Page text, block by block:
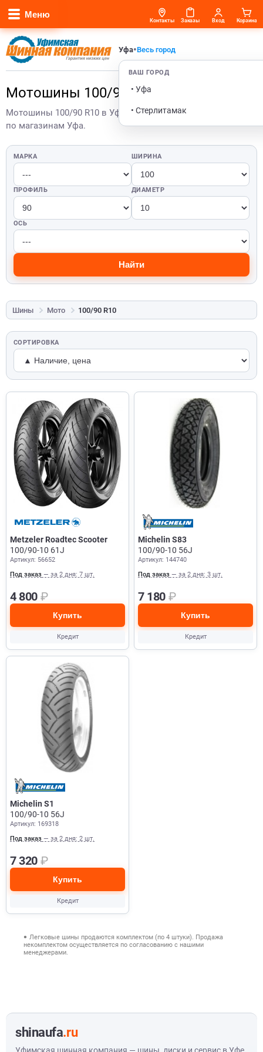
Меню
Уфа•Весь город
ВАШ ГОРОД
• Уфа
• Стерлитамак
Контакты Заказы Вход Корзина
Мотошины 100/90 R10 в Уфе
Мотошины 100/90 R10 в Уфе — актуальные цены и остатки
по магазинам Уфа.
МАРКА ШИРИНА
ПРОФИЛЬ ДИАМЕТР
ОСЬ
Найти
Шины Мото 100/90 R10
СОРТИРОВКА
Metzeler Roadtec Scooter
100/90-10 61J
Артикул: 56652
Под заказ — за 2 дня: 7 шт.
4 800 ₽
Купить
Кредит
Michelin S83
100/90-10 56J
Артикул: 144740
Под заказ — за 2 дня: 3 шт.
7 180 ₽
Купить
Кредит
Michelin S1
100/90-10 56J
Артикул: 169318
Под заказ — за 2 дня: 2 шт.
7 320 ₽
Купить
Кредит
Легковые шины продаются комплектом (по 4 штуки). Продажа
некомплектом осуществляется по согласованию с нашими
менеджерами.
shinaufa.ru